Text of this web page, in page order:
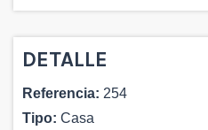
DETALLE
Referencia: 254
Tipo: Casa